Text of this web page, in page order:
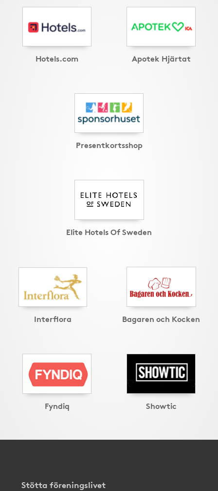
Hotels.com Apotek Hjärtat
Presentkortsshop
Elite Hotels Of Sweden
Interflora Bagaren och Kocken
Fyndiq Showtic
Stötta föreningslivet